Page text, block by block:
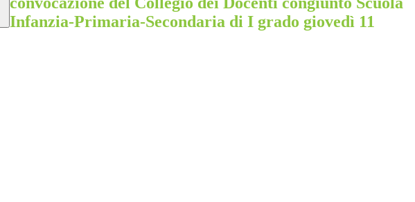
Infanzia-Primaria-Secondaria di I grado giovedì 11